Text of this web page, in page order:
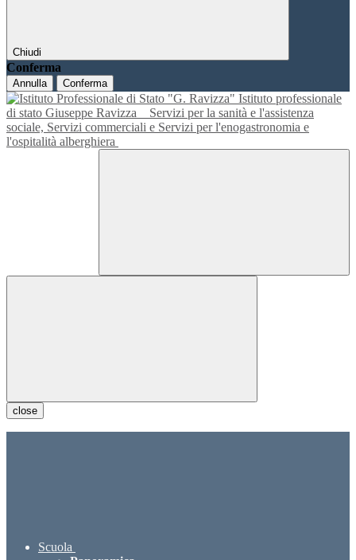
Chiudi
Conferma
Annulla Conferma
Istituto professionale
di stato Giuseppe Ravizza
Servizi per la sanità e l'assistenza
sociale, Servizi commerciali e Servizi per l'enogastronomia e
l'ospitalità alberghiera
close
Scuola